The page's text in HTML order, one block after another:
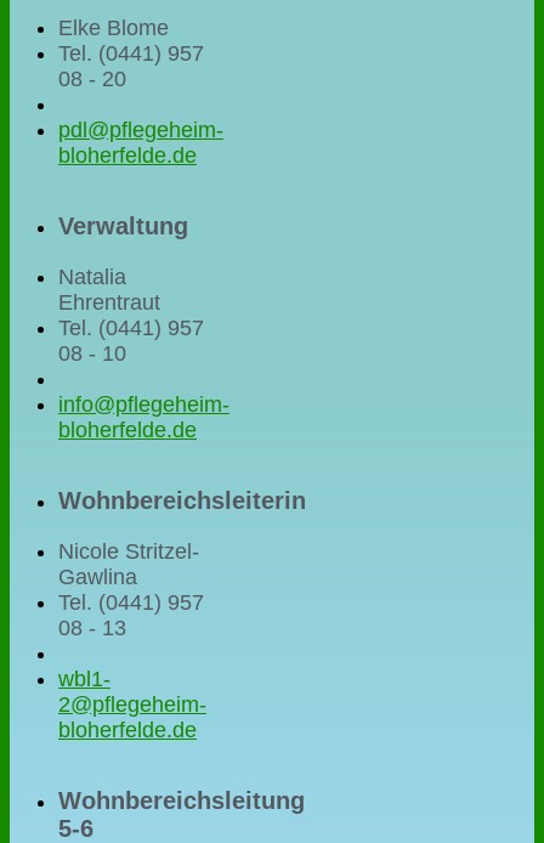
Elke Blome
Tel. (0441) 957
08 - 20
pdl@pflegeheim-
bloherfelde.de
Verwaltung
Natalia
Ehrentraut
Tel. (0441) 957
08 - 10
info@pflegeheim-
bloherfelde.de
Wohnbereichsleiterin
Nicole Stritzel-
Gawlina
Tel. (0441) 957
08 - 13
wbl1-
2@pflegeheim-
bloherfelde.de
Wohnbereichsleitung
5-6